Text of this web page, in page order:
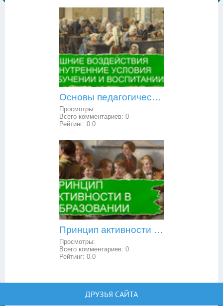
Основы педагогической психологии: внешние воздействия и внутренние условия в обучении и воспитании
Просмотры:
Всего комментариев: 0
Рейтинг: 0.0
Принцип активности в образовании
Просмотры:
Всего комментариев: 0
Рейтинг: 0.0
ДРУЗЬЯ САЙТА